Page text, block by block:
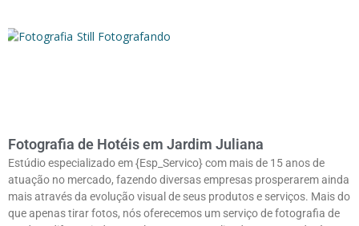
Fotografia de Hotéis em Jardim Juliana
Estúdio especializado em {Esp_Servico} com mais de 15 anos de
atuação no mercado, fazendo diversas empresas prosperarem ainda
mais através da evolução visual de seus produtos e serviços. Mais do
que apenas tirar fotos, nós oferecemos um serviço de fotografia de